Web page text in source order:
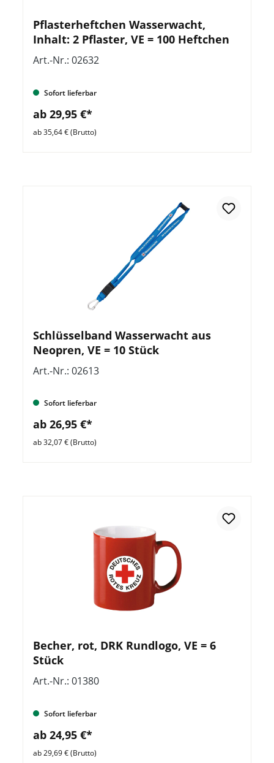
Pflasterheftchen Wasserwacht,
Inhalt: 2 Pflaster, VE = 100 Heftchen
Art.-Nr.: 02632
Sofort lieferbar
ab 29,95 €*
ab 35,64 € (Brutto)
Schlüsselband Wasserwacht aus
Neopren, VE = 10 Stück
Art.-Nr.: 02613
Sofort lieferbar
ab 26,95 €*
ab 32,07 € (Brutto)
Becher, rot, DRK Rundlogo, VE = 6
Stück
Art.-Nr.: 01380
Sofort lieferbar
ab 24,95 €*
ab 29,69 € (Brutto)